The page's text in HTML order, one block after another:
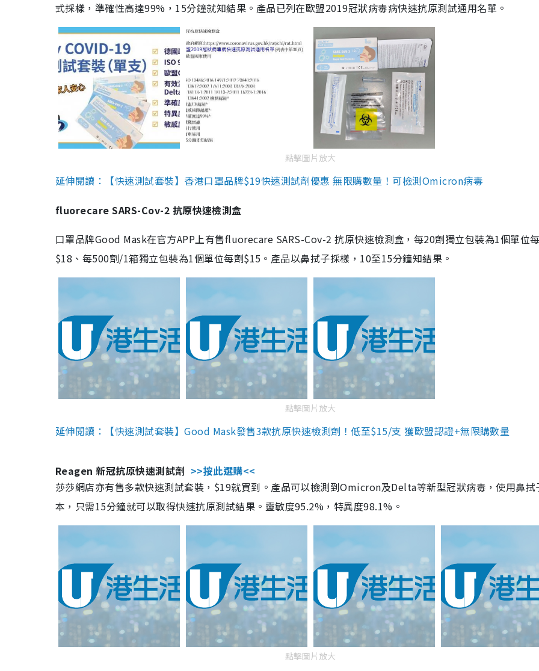
式採樣，準確性高達99%，15分鐘就知結果。產品已列在歐盟2019冠狀病毒病快速抗原測試通用名單。
點擊圖片放大
延伸閱讀：【快速測試套裝】香港口罩品牌$19快速測試劑優惠 無限購數量！可檢測Omicron病毒
fluorecare SARS-Cov-2 抗原快速檢測盒
口罩品牌Good Mask在官方APP上有售fluorecare SARS-Cov-2 抗原快速檢測盒，每20劑獨立包裝為1個單位
$18、每500劑/1箱獨立包裝為1個單位每劑$15。產品以鼻拭子採樣，10至15分鐘知結果。
點擊圖片放大
延伸閱讀：【快速測試套裝】Good Mask發售3款抗原快速檢測劑！低至$15/支 獲歐盟認證+無限購數量
Reagen 新冠抗原快速測試劑 >>按此選購<<
莎莎網店亦有售多款快速測試套裝，$19就買到。產品可以檢測到Omicron及Delta等新型冠狀病毒，使用鼻拭
本，只需15分鐘就可以取得快速抗原測試結果。靈敏度95.2%，特異度98.1%。
點擊圖片放大